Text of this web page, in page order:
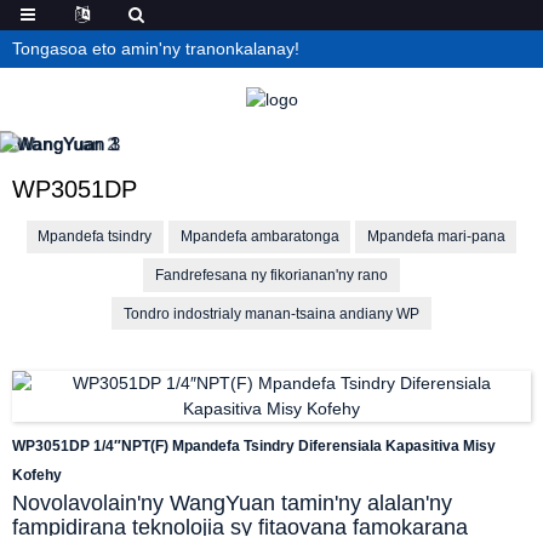
Tongasoa eto amin'ny tranonkalanay!
WP3051DP
Mpandefa tsindry Mpandefa ambaratonga Mpandefa mari-pana
Fandrefesana ny fikorianan'ny rano
Tondro indostrialy manan-tsaina andiany WP
WP3051DP 1/4″NPT(F) Mpandefa Tsindry Diferensiala Kapasitiva Misy
Kofehy
Novolavolain'ny WangYuan tamin'ny alalan'ny
fampidirana teknolojia sy fitaovana famokarana